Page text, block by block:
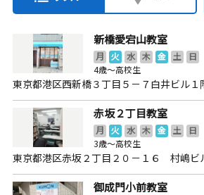
新橋愛宕山教室
月 火 水 木 金 土
日
4歳～高校生
東京都港区西新橋３丁目５－７白井ビル１
赤坂２丁目教室
月 火 水 木 金 土
日
3歳～高校生
東京都港区赤坂２丁目２０－１６ 村嶋ビ
御成門小前教室